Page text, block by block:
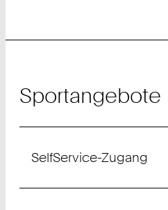
Sportangebote
SelfService-Zugang